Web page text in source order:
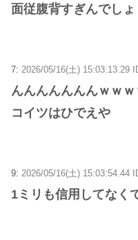
面従腹背すぎんでしょ
7: 2026/05/16(土) 15:03:13.29
んんんんんんんｗｗｗ
コイツはひでえや
9: 2026/05/16(土) 15:03:54.44
1ミリも信用してなく